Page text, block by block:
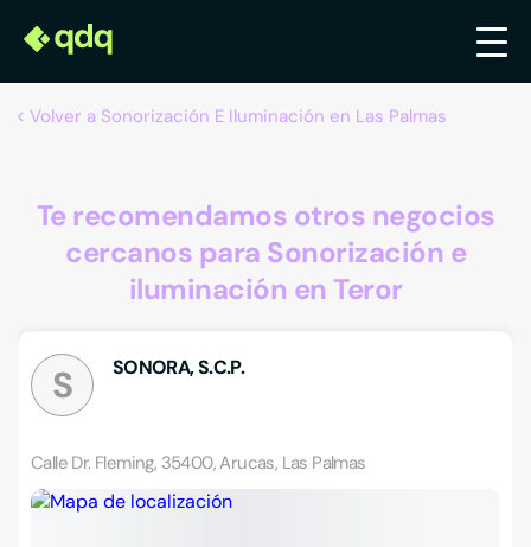
Volver a Sonorización E Iluminación en Las Palmas
Te recomendamos otros negocios
cercanos para Sonorización e
iluminación en Teror
S SONORA, S.C.P.
Calle Dr. Fleming, 35400, Arucas, Las Palmas